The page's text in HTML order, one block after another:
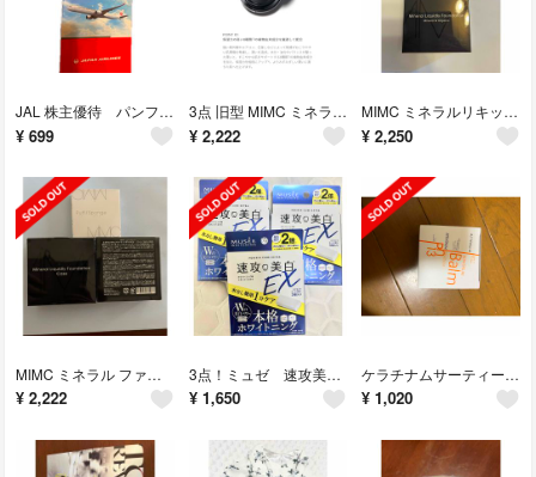
JAL 株主優待 パンフレット
¥ 699
3点 旧型 MIMC ミネラルリキッドファンデーション
¥ 2,222
MIMC ミネラルリキッドファンデーション 旧型
¥ 2,250
MIMC ミネラル ファンデーション 3点セット
¥ 2,222
3点！ミュゼ 速攻美白ホームホワイトニング
¥ 1,650
ケラチナムサーティーン スタイリング バーム
¥ 1,020